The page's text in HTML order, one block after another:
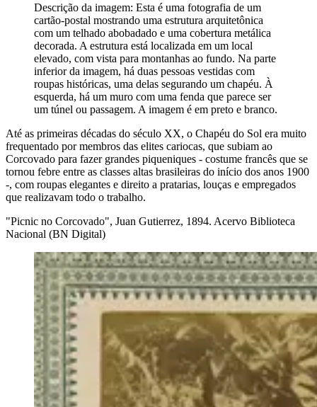
Descrição da imagem: Esta é uma fotografia de um
cartão-postal mostrando uma estrutura arquitetônica
com um telhado abobadado e uma cobertura metálica
decorada. A estrutura está localizada em um local
elevado, com vista para montanhas ao fundo. Na parte
inferior da imagem, há duas pessoas vestidas com
roupas históricas, uma delas segurando um chapéu. À
esquerda, há um muro com uma fenda que parece ser
um túnel ou passagem. A imagem é em preto e branco.
Até as primeiras décadas do século XX, o Chapéu do Sol era muito
frequentado por membros das elites cariocas, que subiam ao
Corcovado para fazer grandes piqueniques - costume francês que se
tornou febre entre as classes altas brasileiras do início dos anos 1900
-, com roupas elegantes e direito a pratarias, louças e empregados
que realizavam todo o trabalho.
"Picnic no Corcovado", Juan Gutierrez, 1894. Acervo Biblioteca
Nacional (BN Digital)